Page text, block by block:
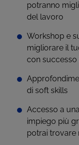
potranno
del lavoro
Workshop e
migliorare il
con successo
di soft skills
Accesso a
impiego più
potrai trovare